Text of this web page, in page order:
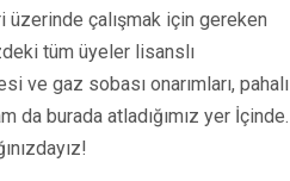
üzerinde çalışmak için gereken
tüm üyeler lisanslı
ve gaz sobası onarımları, pahalı
burada atladığımız yer İçinde.